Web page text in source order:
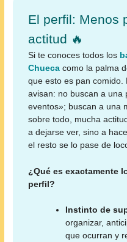
El perfil: Menos
actitud 🔥
Si te conoces todos los
Chueca como la palma
que esto es pan comido.
avisan: no buscan a una
eventos»; buscan a una
sobre todo, mucha
a dejarse ver, sino a
el resto se lo pase de
¿Qué es exactamente
perfil?
Instinto de
organizar,
que ocurran y